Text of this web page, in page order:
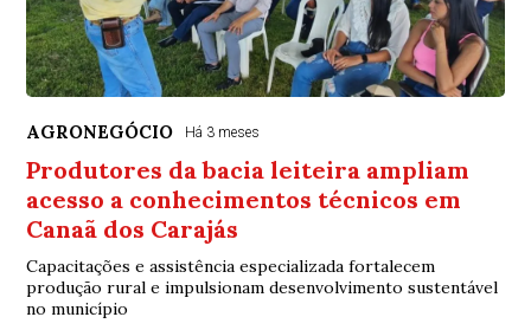
AGRONEGÓCIO Há 3 meses
Produtores da bacia leiteira ampliam
acesso a conhecimentos técnicos em
Canaã dos Carajás
Capacitações e assistência especializada fortalecem
produção rural e impulsionam desenvolvimento sustentável
no município